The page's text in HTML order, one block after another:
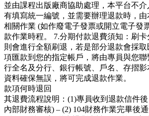
並由課程出版廠商協助處理，本平台不介
有填寫統一編號，並需要辦理退款時，
相關作業 (如作廢電子發票或開立電子發
款作業時程。 7.分期付款退費須知：刷
則會進行全額刷退，若是部分退款會採
項匯款到您的指定帳戶，將由專員與您
行全名及分行、銀行帳號、戶名、存摺
資料確保無誤，將可完成退款作業。
款項何時退回
其退費流程說明：(1)專員收到退款信件
內部財務審核) – (2) 104財務作業完畢後